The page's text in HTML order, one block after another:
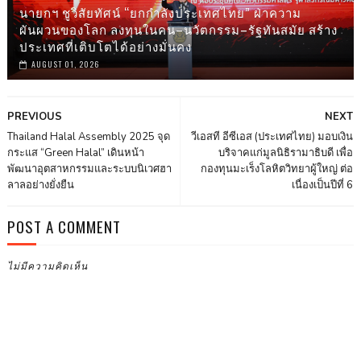
นายกฯ ชูวิสัยทัศน์ “ยกกำลังประเทศไทย” ฝ่าความ
ผันผวนของโลก ลงทุนในคน–นวัตกรรม–รัฐทันสมัย สร้าง
ประเทศที่เติบโตได้อย่างมั่นคง
AUGUST 01, 2026
NEXT
วีเอสที อีซีเอส (ประเทศไทย) มอบเงิน
บริจาคแก่มูลนิธิรามาธิบดี เพื่อ
กองทุนมะเร็งโลหิตวิทยาผู้ใหญ่ ต่อ
เนื่องเป็นปีที่ 6
PREVIOUS
Thailand Halal Assembly 2025 จุด
กระแส “Green Halal” เดินหน้า
พัฒนาอุตสาหกรรมและระบบนิเวศฮา
ลาลอย่างยั่งยืน
POST A COMMENT
ไม่มีความคิดเห็น